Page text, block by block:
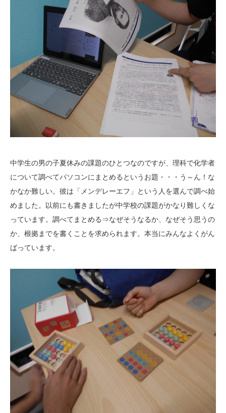
中学生の男の子夏休みの課題のひとつなのですが、理科で化学者
について調べてパソコンにまとめるというお題・・・う～ん！な
かなか難しい。彼は「メンデレーエフ」という人を選んで調べ始
めました。以前にも書きましたが中学校の課題がかなり難しくな
っています。調べてまとめる⇒なぜそうなるか、なぜそう思うの
か、根拠までを書くことを求められます。本当にみんなよくがん
ばっています。